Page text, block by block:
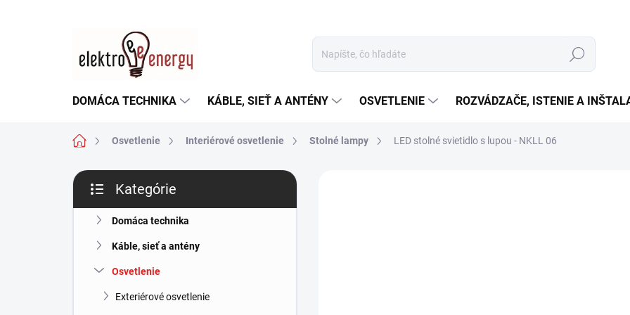
Hľadať
DOMÁCA TECHNIKA KÁBLE, SIEŤ A ANTÉNY OSVETLENIE ROZVÁDZAČE, ISTENIE A
DomovOsvetlenie Interiérové osvetlenie Stolné lampy LED stolné svietidlo s lupou - NKLL 06
B
č
kategórie
Kategórie
Domáca technika
Káble, sieť a antény
Osvetlenie
Exteriérové osvetlenie